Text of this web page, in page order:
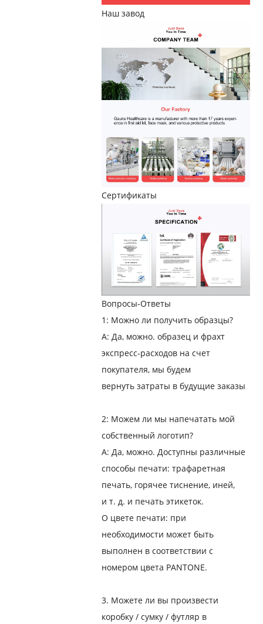
Наш завод
Сертификаты
Вопросы-Ответы
1: Можно ли получить образцы?
A: Да, можно. образец и фрахт
экспресс-расходов на счет
покупателя, мы будем
вернуть затраты в будущие заказы
2: Можем ли мы напечатать мой
собственный логотип?
A: Да, можно. Доступны различные
способы печати: трафаретная
печать, горячее тиснение, иней,
и т. д. и печать этикеток.
О цвете печати: при
необходимости может быть
выполнен в соответствии с
номером цвета PANTONE.
3. Можете ли вы произвести
коробку / сумку / футляр в